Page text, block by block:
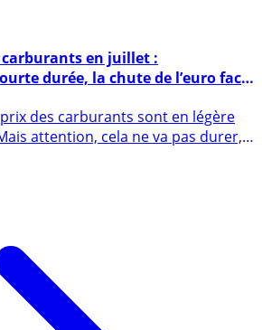
en juillet :
durée, la chute de l’euro face
attention, cela ne va pas durer,